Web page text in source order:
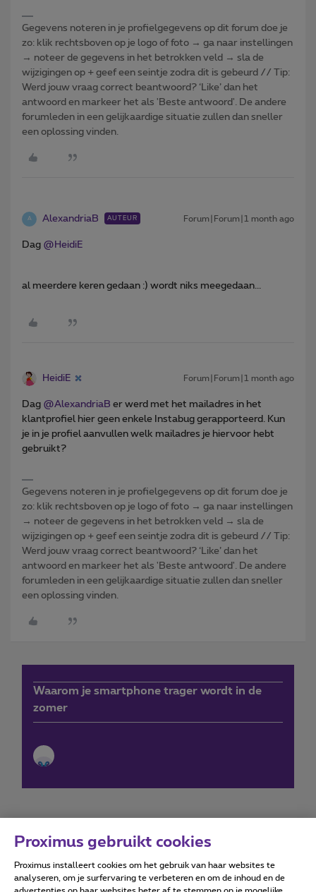
Gegevens noteren in je profielgegevens op dit forum doe je
zo: klik rechtsboven op je logo of foto → ga naar instellingen
→ noteer de gegevens in het betrokken veld → sla de
wijzigingen op + geef een seintje zodra dit is gebeurd // Tip:
Werd jouw vraag correct beantwoord? ‘Like’ dan het
antwoord en markeer het als 'Beste antwoord'. De andere
forumleden in een gelijkaardige situatie zullen dan sneller
een oplossing vinden.
A AlexandriaB AUTEUR Forum|Forum|1 month ago
Dag ​ @HeidiE
al meerdere keren gedaan :) wordt niks meegedaan...
HeidiE Forum|Forum|1 month ago
Dag ​ @AlexandriaB er werd met het mailadres in het
klantprofiel hier geen enkele Instabug gerapporteerd. Kun
je in je profiel aanvullen welk mailadres je hiervoor hebt
gebruikt?
Gegevens noteren in je profielgegevens op dit forum doe je
zo: klik rechtsboven op je logo of foto → ga naar instellingen
→ noteer de gegevens in het betrokken veld → sla de
wijzigingen op + geef een seintje zodra dit is gebeurd // Tip:
Werd jouw vraag correct beantwoord? ‘Like’ dan het
antwoord en markeer het als 'Beste antwoord'. De andere
forumleden in een gelijkaardige situatie zullen dan sneller
een oplossing vinden.
Waarom je smartphone trager wordt in de
zomer
Forumvoorwaarden Accessibility statement
Proximus gebruikt cookies
Proximus installeert cookies om het gebruik van haar websites te
analyseren, om je surfervaring te verbeteren en om de inhoud en de